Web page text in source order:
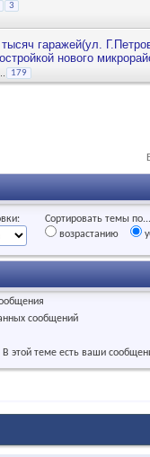
3
гаражей(ул.
нового
179
Сортировать темы по...
возрастанию
сообщений
В этой теме есть ваши